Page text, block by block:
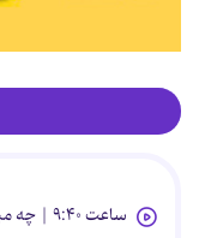
ساعت ۹:۴۰ | چه میراثی از خود به جای گذاشت؟